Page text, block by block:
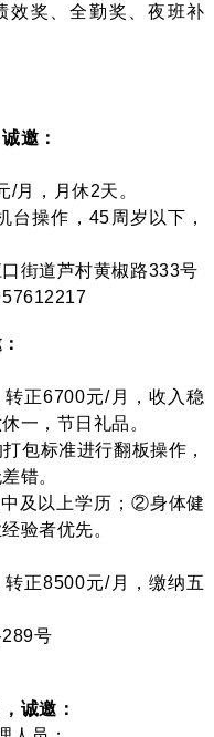
效奖、全勤奖、夜班补
诚邀：
月，月休2天。
台操作，45周岁以下，
街道芦村黄椒路333号
正6700元/月，收入稳
一，节日礼品。
包标准进行翻板操作，
错。
及以上学历；②身体健
验者优先。
正8500元/月，缴纳五
号
诚邀：